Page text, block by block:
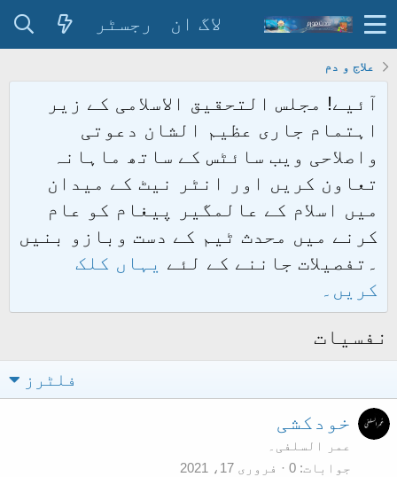
لاگ ان رجسٹر
علاج و دم
آئیے! مجلس التحقیق الاسلامی کے زیر
اہتمام جاری عظیم الشان دعوتی
واصلاحی ویب سائٹس کے ساتھ ماہانہ
تعاون کریں اور انٹر نیٹ کے میدان
میں اسلام کے عالمگیر پیغام کو عام
کرنے میں محدث ٹیم کے دست وبازو بنیں
۔تفصیلات جاننے کے لئے یہاں کلک
کریں۔
نفسیات
فلٹرز
خودکشی
عمر السلفی۔
جوابات 0 فروری 17، 2021